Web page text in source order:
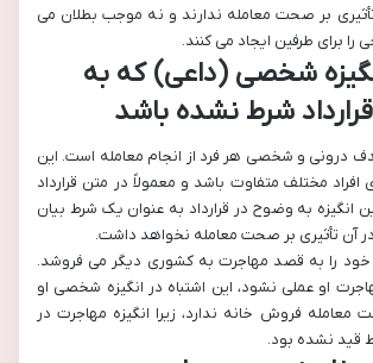
تأثیری بر صحت معامله ندارند و نه موجب بطلان می
برای طرفین ایجاد می کنند.
شخصی (داعی) که به
شرط نشده باشد
هدف درونی و شخصی هر فرد از انجام معامله است. این
افراد مختلف متفاوت باشد و معمولاً در متن قرارداد
انگیزه به وضوح در قرارداد به عنوان یک شرط بیان
در آن تأثیری بر صحت معامله نخواهد داشت.
را به قصد مهاجرت به کشوری دیگر می فروشد.
او عملی نشود، این اشتباه در انگیزه شخصی او
فروش خانه ندارد، زیرا انگیزه مهاجرت در
قید نشده بود.